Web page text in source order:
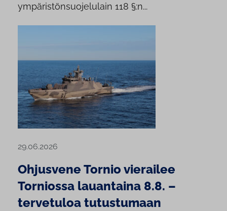
ympäristönsuojelulain 118 §:n...
29.06.2026
Ohjusvene Tornio vierailee
Torniossa lauantaina 8.8. –
tervetuloa tutustumaan